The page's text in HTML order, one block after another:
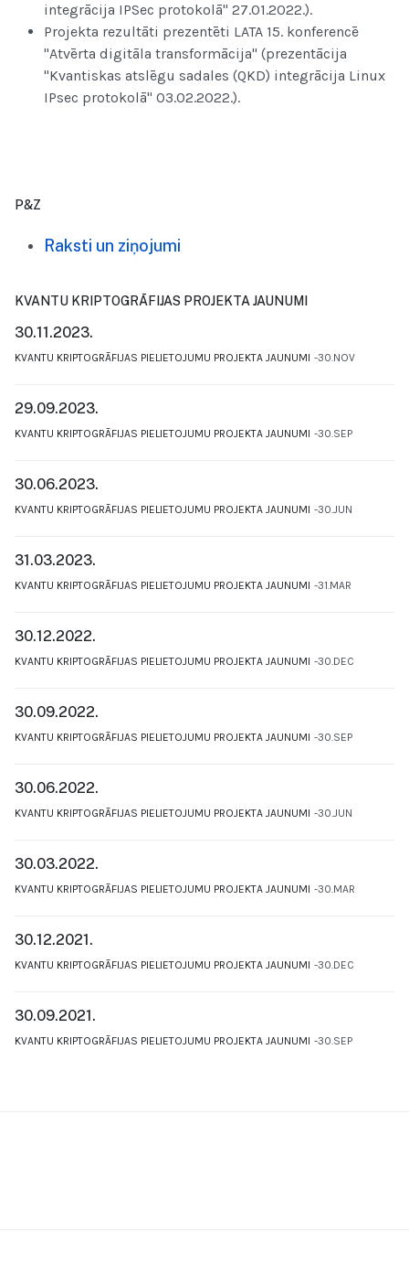
integrācija IPSec protokolā" 27.01.2022.).
Projekta rezultāti prezentēti LATA 15. konferencē
"Atvērta digitāla transformācija" (prezentācija
"Kvantiskas atslēgu sadales (QKD) integrācija Linux
IPsec protokolā" 03.02.2022.).
P&Z
Raksti un ziņojumi
KVANTU KRIPTOGRĀFIJAS PROJEKTA JAUNUMI
30.11.2023.
KVANTU KRIPTOGRĀFIJAS PIELIETOJUMU PROJEKTA JAUNUMI 30.NOV
29.09.2023.
KVANTU KRIPTOGRĀFIJAS PIELIETOJUMU PROJEKTA JAUNUMI 30.SEP
30.06.2023.
KVANTU KRIPTOGRĀFIJAS PIELIETOJUMU PROJEKTA JAUNUMI 30.JUN
31.03.2023.
KVANTU KRIPTOGRĀFIJAS PIELIETOJUMU PROJEKTA JAUNUMI 31.MAR
30.12.2022.
KVANTU KRIPTOGRĀFIJAS PIELIETOJUMU PROJEKTA JAUNUMI 30.DEC
30.09.2022.
KVANTU KRIPTOGRĀFIJAS PIELIETOJUMU PROJEKTA JAUNUMI 30.SEP
30.06.2022.
KVANTU KRIPTOGRĀFIJAS PIELIETOJUMU PROJEKTA JAUNUMI 30.JUN
30.03.2022.
KVANTU KRIPTOGRĀFIJAS PIELIETOJUMU PROJEKTA JAUNUMI 30.MAR
30.12.2021.
KVANTU KRIPTOGRĀFIJAS PIELIETOJUMU PROJEKTA JAUNUMI 30.DEC
30.09.2021.
KVANTU KRIPTOGRĀFIJAS PIELIETOJUMU PROJEKTA JAUNUMI 30.SEP